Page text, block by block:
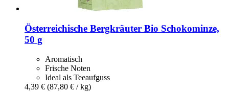
Österreichische Bergkräuter Bio Schokominze,
50 g
Aromatisch
Frische Noten
Ideal als Teeaufguss
4,39 € (87,80 € / kg)